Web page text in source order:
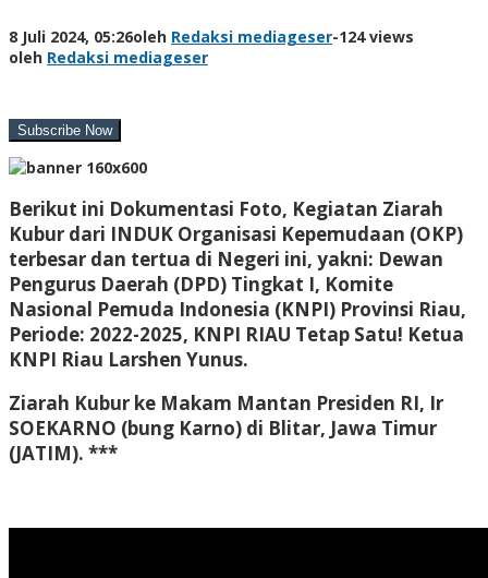
8 Juli 2024, 05:26oleh Redaksi mediageser-124 views
oleh Redaksi mediageser
Berikut ini Dokumentasi Foto, Kegiatan Ziarah
Kubur dari INDUK Organisasi Kepemudaan (OKP)
terbesar dan tertua di Negeri ini, yakni: Dewan
Pengurus Daerah (DPD) Tingkat I, Komite
Nasional Pemuda Indonesia (KNPI) Provinsi Riau,
Periode: 2022-2025, KNPI RIAU Tetap Satu! Ketua
KNPI Riau Larshen Yunus.
Ziarah Kubur ke Makam Mantan Presiden RI, Ir
SOEKARNO (bung Karno) di Blitar, Jawa Timur
(JATIM). ***